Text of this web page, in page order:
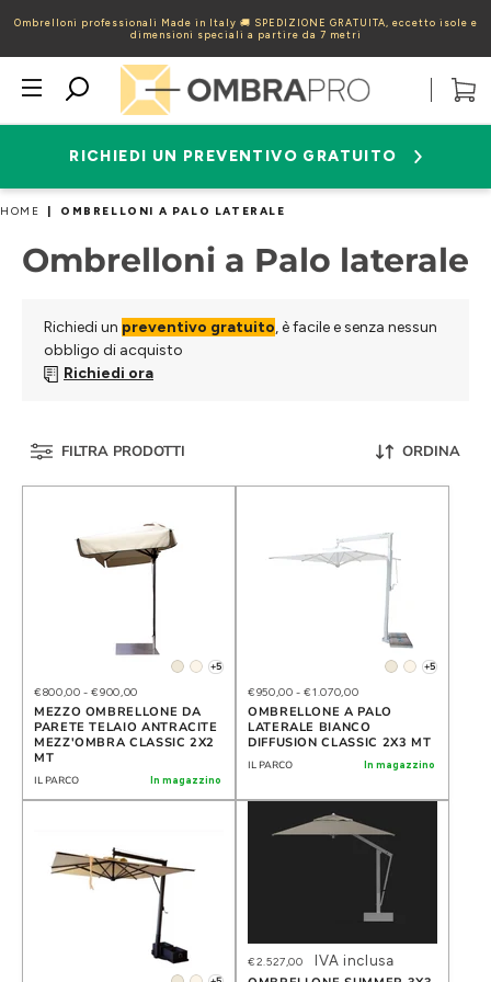
Ombrelloni professionali Made in Italy 🚚 SPEDIZIONE GRATUITA, eccetto isole e
dimensioni speciali a partire da 7 metri
Menu
il
RICHIEDI UN PREVENTIVO GRATUITO
HOME | OMBRELLONI A PALO LATERALE
Ombrelloni a Palo laterale
Richiedi un preventivo gratuito, è facile e senza nessun
obbligo di acquisto
Richiedi ora
FILTRA PRODOTTI ORDINA
€800,00 -€900,00
MEZZO OMBRELLONE DA
PARETE TELAIO ANTRACITE
MEZZ'OMBRA CLASSIC 2X2
MT
IL PARCO In magazzino
+5
€950,00 -€1.070,00
OMBRELLONE A PALO
LATERALE BIANCO
DIFFUSION CLASSIC 2X3 MT
IL PARCO In magazzino
+5
€2.527,00
IVA inclusa